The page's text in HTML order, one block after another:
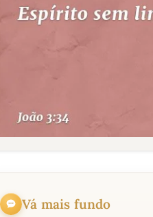
Vá mais fundo